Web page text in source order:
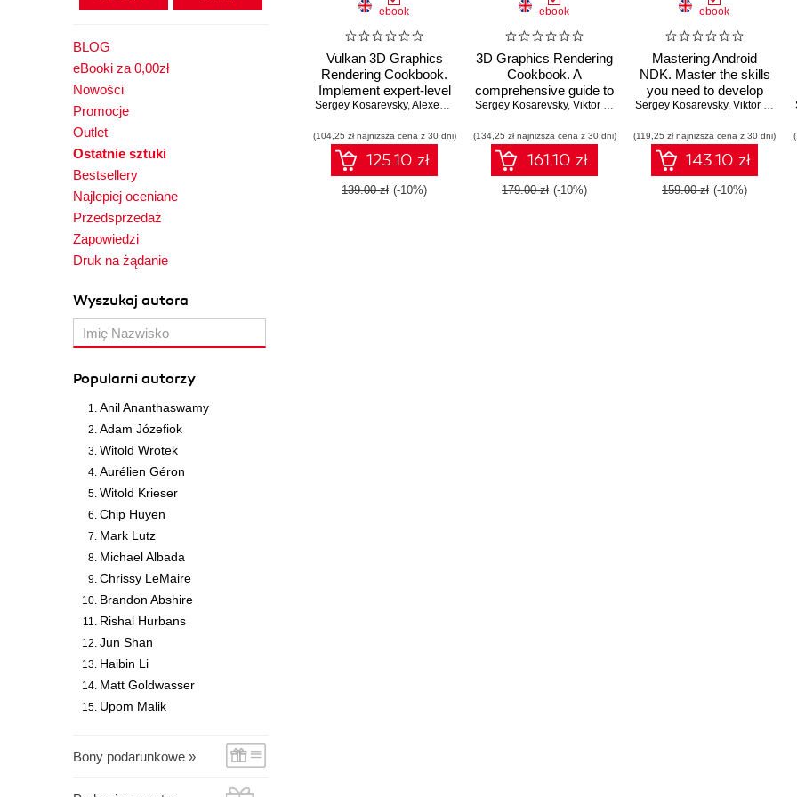
BLOG
eBooki za 0,00zł
Nowości
Promocje
Outlet
Ostatnie sztuki
Bestsellery
Najlepiej oceniane
Przedsprzedaż
Zapowiedzi
Druk na żądanie
Wyszukaj autora
Popularni autorzy
Anil Ananthaswamy
Adam Józefiok
Witold Wrotek
Aurélien Géron
Witold Krieser
Chip Huyen
Mark Lutz
Michael Albada
Chrissy LeMaire
Brandon Abshire
Rishal Hurbans
Jun Shan
Haibin Li
Matt Goldwasser
Upom Malik
Bony podarunkowe »
ebook
Vulkan 3D Graphics
Rendering Cookbook.
Implement expert-level
techniques for high-
with Vulkan - Second
Edition
Sergey Kosarevsky,Alexey Medvedev ,Viktor Latypov ,Anton Kaplanyan
(104,25 zł najniższa cena z 30 dni)
125.10 zł
139.00 zł (-10%)
ebook
3D Graphics Rendering
Cookbook. A
comprehensive guide to
exploring rendering
OpenGL and Vulkan
Sergey Kosarevsky, Viktor Latypov
(134,25 zł najniższa cena z 30 dni)
161.10 zł
179.00 zł (-10%)
ebook
Mastering Android
NDK. Master the skills
you need to develop
portable, highly-
applications using NDK
Sergey Kosarevsky, Viktor Latypov
(119,25 zł najniższa cena z 30 dni)
143.10 zł
159.00 zł (-10%)